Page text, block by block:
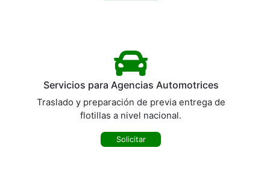
Servicios para Agencias Automotrices
Traslado y preparación de previa entrega de
flotillas a nivel nacional.
Solicitar